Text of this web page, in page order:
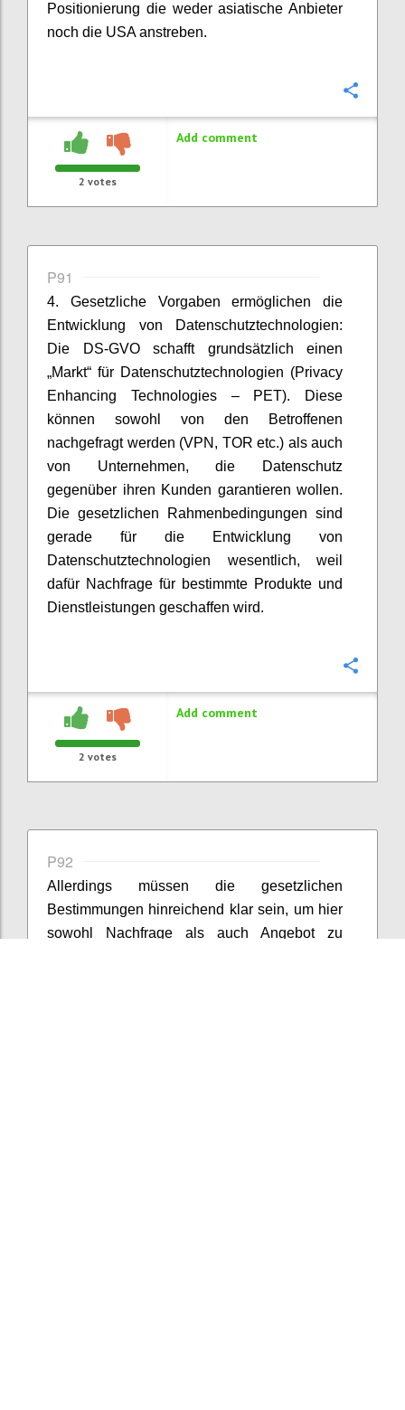
Positionierung die weder asiatische Anbieter
noch die USA anstreben.
2 votes
Add comment
P91
4. Gesetzliche Vorgaben ermöglichen die
Entwicklung von Datenschutztechnologien:
Die DS-GVO schafft grundsätzlich einen
„Markt“ für Datenschutztechnologien (Privacy
Enhancing Technologies – PET). Diese
können sowohl von den Betroffenen
nachgefragt werden (VPN, TOR etc.) als auch
von Unternehmen, die Datenschutz
gegenüber ihren Kunden garantieren wollen.
Die gesetzlichen Rahmenbedingungen sind
gerade für die Entwicklung von
Datenschutztechnologien wesentlich, weil
dafür Nachfrage für bestimmte Produkte und
Dienstleistungen geschaffen wird.
2 votes
Add comment
P92
Allerdings müssen die gesetzlichen
Bestimmungen hinreichend klar sein, um hier
sowohl Nachfrage als auch Angebot zu